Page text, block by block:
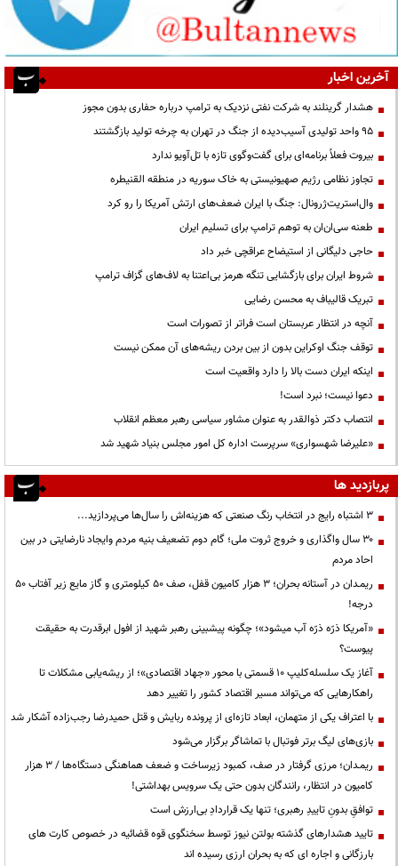
آخرین اخبار
هشدار گرینلند به شرکت نفتی نزدیک به ترامپ درباره حفاری بدون مجوز
95 واحد تولیدی آسیب‌دیده از جنگ در تهران به چرخه تولید بازگشتند
بیروت فعلاً برنامه‌ای برای گفت‌وگوی تازه با تل‌آویو ندارد
تجاوز نظامی رژیم صهیونیستی به خاک سوریه در منطقه القنیطره
وال‌استریت‌ژرونال: جنگ با ایران ضعف‌های ارتش آمریکا را رو کرد
طعنه سی‌ان‌ان به توهم ترامپ برای تسلیم ایران
حاجی دلیگانی از استیضاح عراقچی خبر داد
شروط ایران برای بازگشایی تنگه هرمز بی‌اعتنا به لاف‌های گزاف ترامپ
تبریک قالیباف به محسن رضایی
آنچه در انتظار عربستان است فراتر از تصورات است
توقف جنگ اوکراین بدون از بین بردن ریشه‌های آن ممکن نیست
اینکه ایران دست بالا را دارد واقعیت است
دعوا نیست؛ نبرد است!
انتصاب دکتر ذوالقدر به عنوان مشاور سیاسی رهبر معظم انقلاب
«علیرضا شهسواری» سرپرست اداره کل امور مجلس بنیاد شهید شد
پربازدید ها
3 اشتباه رایج در انتخاب رنگ صنعتی که هزینه‌اش را سال‌ها می‌پردازید...
۳۰ سال واگذاری و خروج ثروت ملی؛ گام دوم تضعیف بنیه مردم وایجاد نارضایتی در بین
احاد مردم
ریمـدان در آستانه بحران؛ ۳ هزار کامیون قفل، صف ۵۰ کیلومتری و گاز مایع زیر آفتاب ۵۰
درجه!
«آمریکا ذرّه ذرّه آب میشود»؛ چگونه پیشبینی رهبر شهید از افول ابرقدرت به حقیقت
پیوست؟
آغاز یک سلسله‌کلیپ ۱۰ قسمتی با محور «جهاد اقتصادی»؛ از ریشه‌یابی مشکلات تا
راهکارهایی که می‌تواند مسیر اقتصاد کشور را تغییر دهد
با اعتراف یکی از متهمان، ابعاد تازه‌ای از پرونده ربایش و قتل حمیدرضا رجب‌زاده آشکار شد
بازی‌های لیگ برتر فوتبال با تماشاگر برگزار می‌شود
ریمـدان؛ مرزی گرفتار در صف، کمبود زیرساخت و ضعف هماهنگی دستگاه‌ها / ۳ هزار
کامیون در انتظار، رانندگان بدون حتی یک سرویس بهداشتی!
توافقِ بدونِ تاییدِ رهبری؛ تنها یک قراردادِ بی‌ارزش است
تایید هشدارهای گذشته بولتن نیوز توسط سخنگوی قوه قضائیه در خصوص کارت های
بارزگانی و اجاره ای که به بحران ارزی رسیده اند